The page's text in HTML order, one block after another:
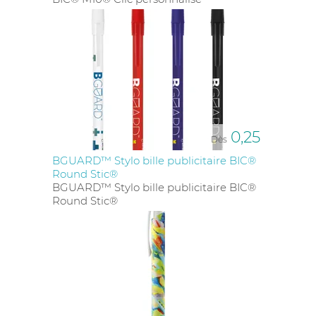
public. Enfin, le stylo est un élément indispensable
dans toute stratégie de communication, car il
contribue à renforcer l'image de votre entreprise ou
de votre marque.
Existe-t-il des stylos plastiques
fabriqués en France ?
Oui, il existe des stylos plastiques fabriqués en
France. L'usine BIC, une entreprise française bien
connue, fabrique deux modèles de stylos en
plastique dans ses installations en France : le Bic M10
clic et le mythique Bic 4 couleurs. Opter pour des
stylos fabriqués en France offre plusieurs avantages,
notamment la qualité et la traçabilité des produits,
ainsi que le soutien à l'économie locale.
Comment choisir le bon stylo
plastique pour sa stratégie de
Dès 0,25
BGUARD™ Stylo bille publicitaire BIC®
Round Stic®
BGUARD™ Stylo bille publicitaire BIC®
Round Stic®